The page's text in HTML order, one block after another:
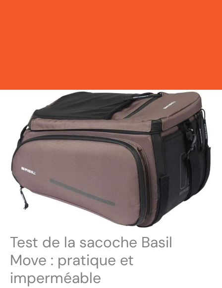
Test de la sacoche Basil
Move : pratique et
imperméable